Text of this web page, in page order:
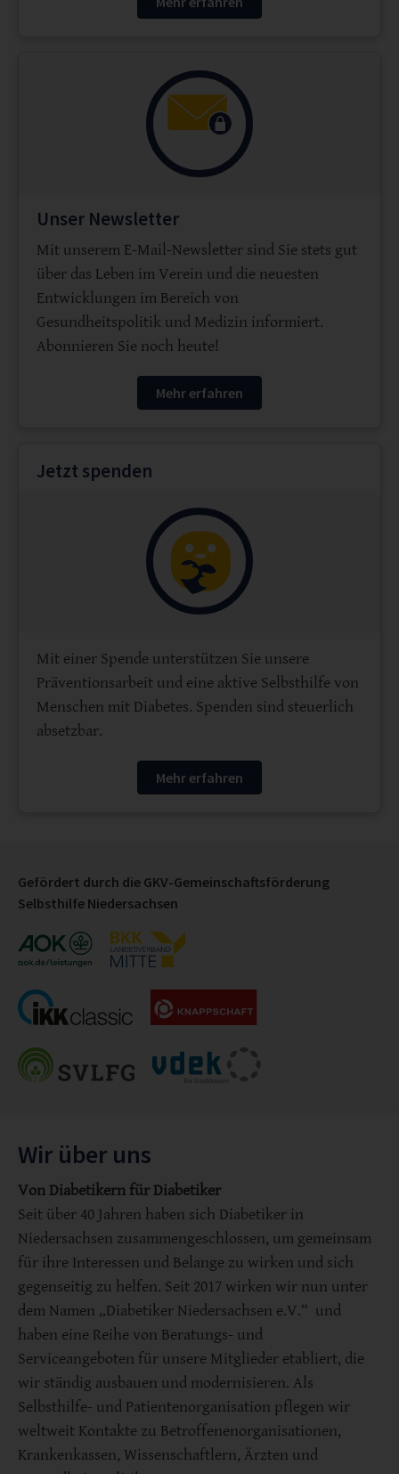
Unser Newsletter
Mit unserem E-Mail-Newsletter sind Sie stets gut
über das Leben im Verein und die neuesten
Entwicklungen im Bereich von
Gesundheitspolitik und Medizin informiert.
Abonnieren Sie noch heute!
Mehr erfahren
Jetzt spenden
Mit einer Spende unterstützen Sie unsere
Präventionsarbeit und eine aktive Selbsthilfe von
Menschen mit Diabetes. Spenden sind steuerlich
absetzbar.
Mehr erfahren
Gefördert durch die GKV-Gemeinschaftsförderung
Selbsthilfe Niedersachsen
Wir über uns
Von Diabetikern für Diabetiker
Seit über 40 Jahren haben sich Diabetiker in
Niedersachsen zusammengeschlossen, um gemeinsam
für ihre Interessen und Belange zu wirken und sich
gegenseitig zu helfen. Seit 2017 wirken wir nun unter
dem Namen „Diabetiker Niedersachsen e.V.“ und
haben eine Reihe von Beratungs- und
Serviceangeboten für unsere Mitglieder etabliert, die
wir ständig ausbauen und modernisieren. Als
Selbsthilfe- und Patientenorganisation pflegen wir
weltweit Kontakte zu Betroffenenorganisationen,
Krankenkassen, Wissenschaftlern, Ärzten und